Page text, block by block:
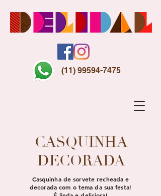
(11) 99594-7475
CASQUINHA
DECORADA
Casquinha de sorvete recheada e
decorada com o tema da sua festa!